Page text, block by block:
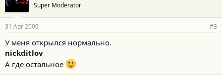
Super Moderator
31 Авг 2009 #3
У меня открылся нормально.
nickditlov
А где остальное